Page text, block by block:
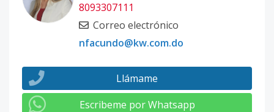
8093307111
Correo electrónico
nfacundo@kw.com.do
Llámame
Escribeme por Whatsapp